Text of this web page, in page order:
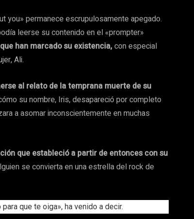
you» permanece escrupulosamente apegado.
leerse su contenido en el «prompter»
han marcado su existencia,con especial
Ali.
al relato de la temprana muerte de su
su nombre, Iris, desapareció por completo
a asomar inconscientemente en muchas
que estableció a partir de entonces con su
se convierta en una estrella del rock de
que te oiga», ha venido a decir.